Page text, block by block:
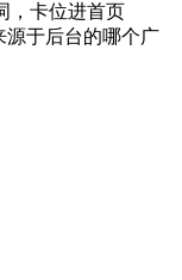
，卡位进首页
源于后台的哪个广